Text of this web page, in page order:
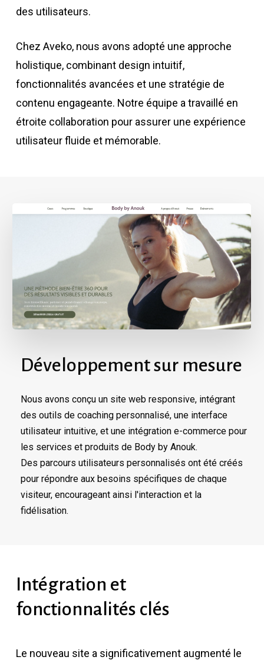
des utilisateurs.
Chez Aveko, nous avons adopté une approche
holistique, combinant design intuitif,
fonctionnalités avancées et une stratégie de
contenu engageante. Notre équipe a travaillé en
étroite collaboration pour assurer une expérience
utilisateur fluide et mémorable.
Développement sur mesure
Nous avons conçu un site web responsive, intégrant
des outils de coaching personnalisé, une interface
utilisateur intuitive, et une intégration e-commerce pour
les services et produits de Body by Anouk.
Des parcours utilisateurs personnalisés ont été créés
pour répondre aux besoins spécifiques de chaque
visiteur, encourageant ainsi l'interaction et la
fidélisation.
Intégration et
fonctionnalités clés
Le nouveau site a significativement augmenté le